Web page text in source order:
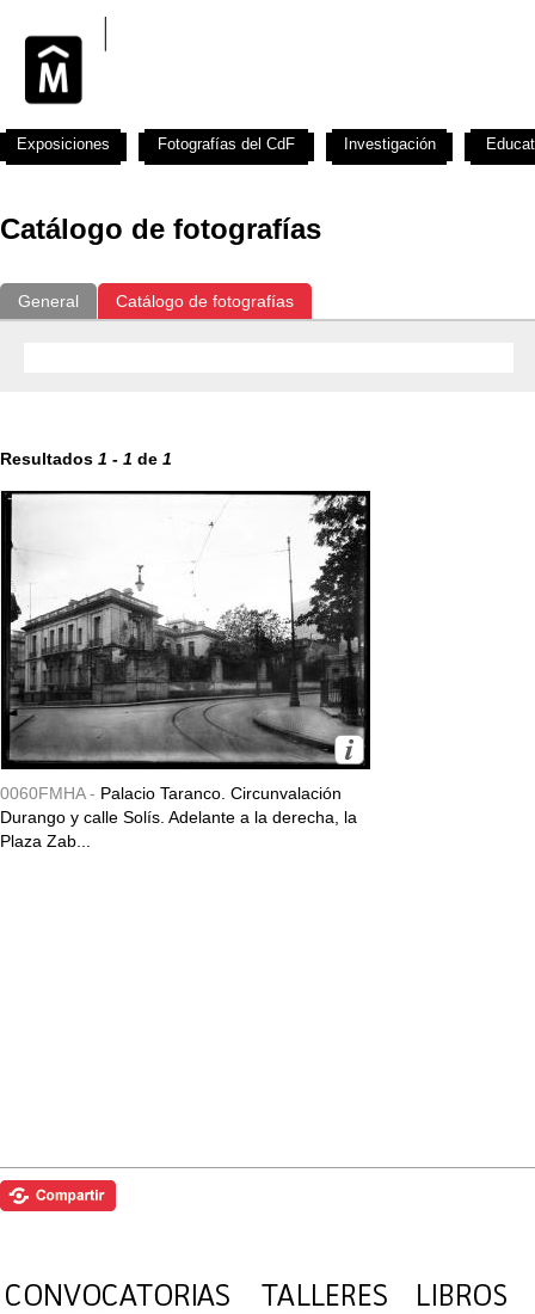
Catálogo de fotografías
General Catálogo de fotografías
Resultados 1 - 1 de 1
0060FMHA - Palacio Taranco. Circunvalación
Durango y calle Solís. Adelante a la derecha, la
Plaza Zab...
Exposiciones Fotografías del CdF Investigación